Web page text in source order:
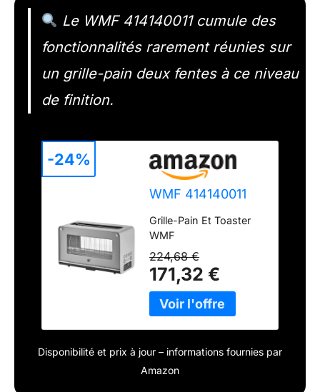
Le WMF 414140011 cumule des
fonctionnalités rarement réunies sur
un grille-pain deux fentes à ce niveau
de finition.
WMF 414140011
Grille-Pain Et Toaster
WMF
224,68 €
171,32 €
-24%
Disponibilité et prix à jour – informations fournies par
Amazon